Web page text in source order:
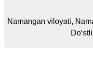
Namangan viloyati,